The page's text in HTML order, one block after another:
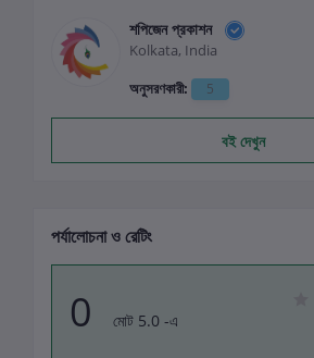
শপিজেন প্রকাশন
Kolkata, India
অনুসরণকারী:
5
বই দেখুন
পর্যালোচনা ও রেটিং
0 মোট 5.0 -এ